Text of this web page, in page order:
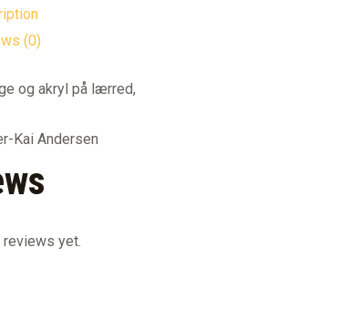
(0)
og akryl på lærred,
Kai Andersen
reviews yet.